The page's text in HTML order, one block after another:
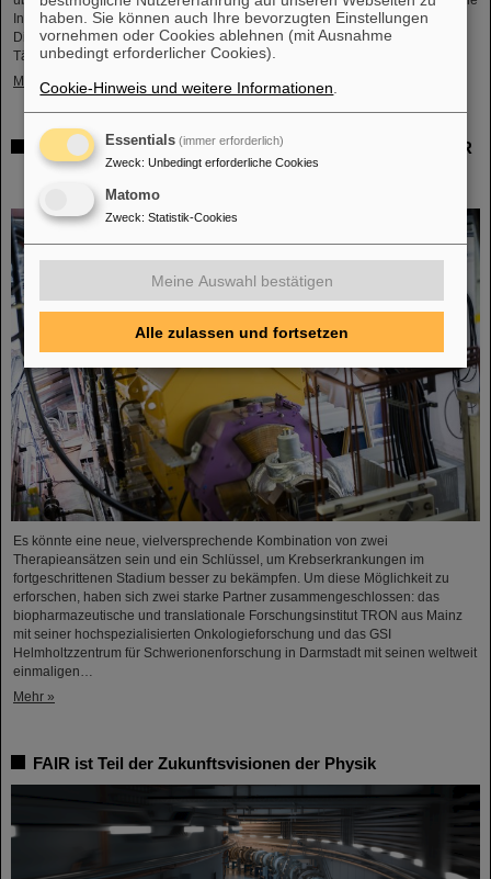
Infrastruktur sowie insbesondere über das Berufsangebot bei GSI und FAIR.
Die Mädchen nutzten den Girls’Day, um einen Einblick in die vielfältigen
Tätigkeiten in einer internationalen Forschungseinrichtung…
Mehr »
Gemeinsam für die Krebsforschung: TRON und GSI/FAIR
untersuchen Kombination von Schwerionentherapie und
mRNA-Impfstoff
Es könnte eine neue, vielversprechende Kombination von zwei
Therapieansätzen sein und ein Schlüssel, um Krebserkrankungen im
fortgeschrittenen Stadium besser zu bekämpfen. Um diese Möglichkeit zu
erforschen, haben sich zwei starke Partner zusammengeschlossen: das
biopharmazeutische und translationale Forschungsinstitut TRON aus Mainz
mit seiner hochspezialisierten Onkologieforschung und das GSI
Helmholtzzentrum für Schwerionenforschung in Darmstadt mit seinen weltweit
einmaligen…
Mehr »
FAIR ist Teil der Zukunftsvisionen der Physik
haben. Sie können auch Ihre bevorzugten Einstellungen
vornehmen oder Cookies ablehnen (mit Ausnahme
unbedingt erforderlicher Cookies).
Cookie-Hinweis und weitere Informationen
Essentials (immer erforderlich)
Zweck: Unbedingt erforderliche Cookies
Matomo
Zweck: Statistik-Cookies
Meine Auswahl bestätigen
Alle zulassen und fortsetzen